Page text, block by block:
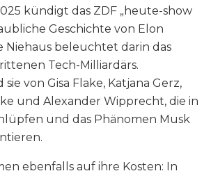
kündigt das ZDF „heute-show
Geschichte von Elon
Niehaus beleuchtet darin das
Tech-Milliardärs.
von Gisa Flake, Katjana Gerz,
und Alexander Wipprecht, die in
und das Phänomen Musk
ebenfalls auf ihre Kosten: In